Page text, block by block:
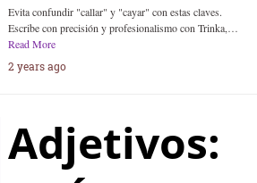
Evita confundir "callar" y "cayar" con estas claves.
Escribe con precisión y profesionalismo con Trinka,…
Read More
2 years ago
Adjetivos: